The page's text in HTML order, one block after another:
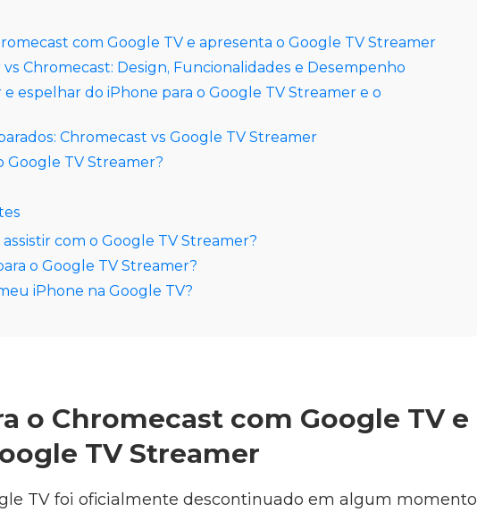
com Google TV e apresenta o Google TV Streamer
Chromecast: Design, Funcionalidades e Desempenho
espelhar do iPhone para o Google TV Streamer e o
Chromecast vs Google TV Streamer
Google TV Streamer?
com o Google TV Streamer?
o Google TV Streamer?
iPhone na Google TV?
o Chromecast com Google TV e
TV Streamer
TV foi oficialmente descontinuado em algum momento